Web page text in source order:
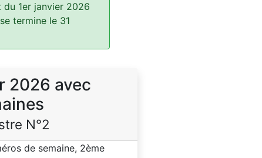
1er janvier 2026
termine le 31
2026 avec
N°2